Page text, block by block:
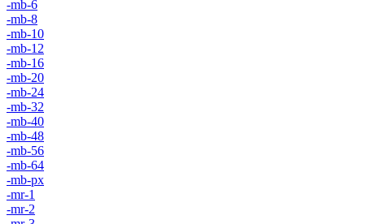
-mb-6
-mb-8
-mb-10
-mb-12
-mb-16
-mb-20
-mb-24
-mb-32
-mb-40
-mb-48
-mb-56
-mb-64
-mb-px
-mr-1
-mr-2